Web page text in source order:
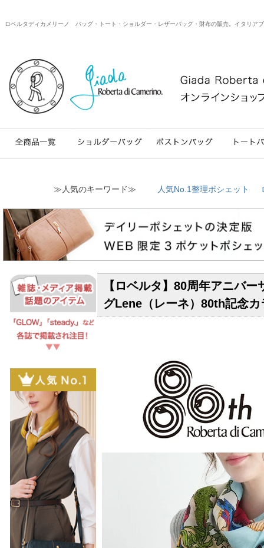
ロベルタディカメリーノ バッグ・トート・ショルダー・レザーバッグ・財布の販売。イタリ
≫人気のキーワード≫ 人気No.1整理ポシェット
【ロベルタ】80周年アニバ
グLene（レーネ）80th記念カ